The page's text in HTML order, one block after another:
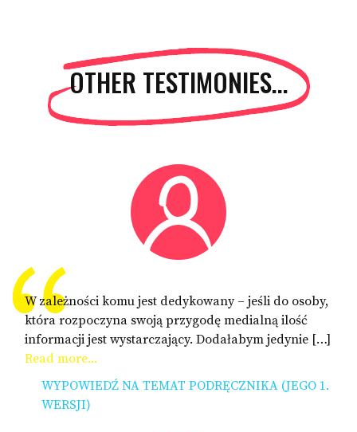
OTHER TESTIMONIES...
W zależności komu jest dedykowany – jeśli do osoby,
która rozpoczyna swoją przygodę medialną ilość
informacji jest wystarczający. Dodałabym jedynie […]
Read more...
WYPOWIEDŹ NA TEMAT PODRĘCZNIKA (JEGO 1.
WERSJI)